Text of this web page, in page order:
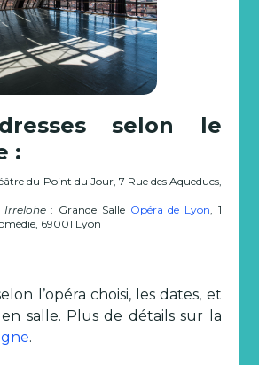
selon le
:
du Point du Jour, 7 Rue des Aqueducs,
Irrelohe: Grande Salle Opéra de Lyon, 1
69001 Lyon
l’opéra choisi, les dates, et
salle. Plus de détails sur la
.